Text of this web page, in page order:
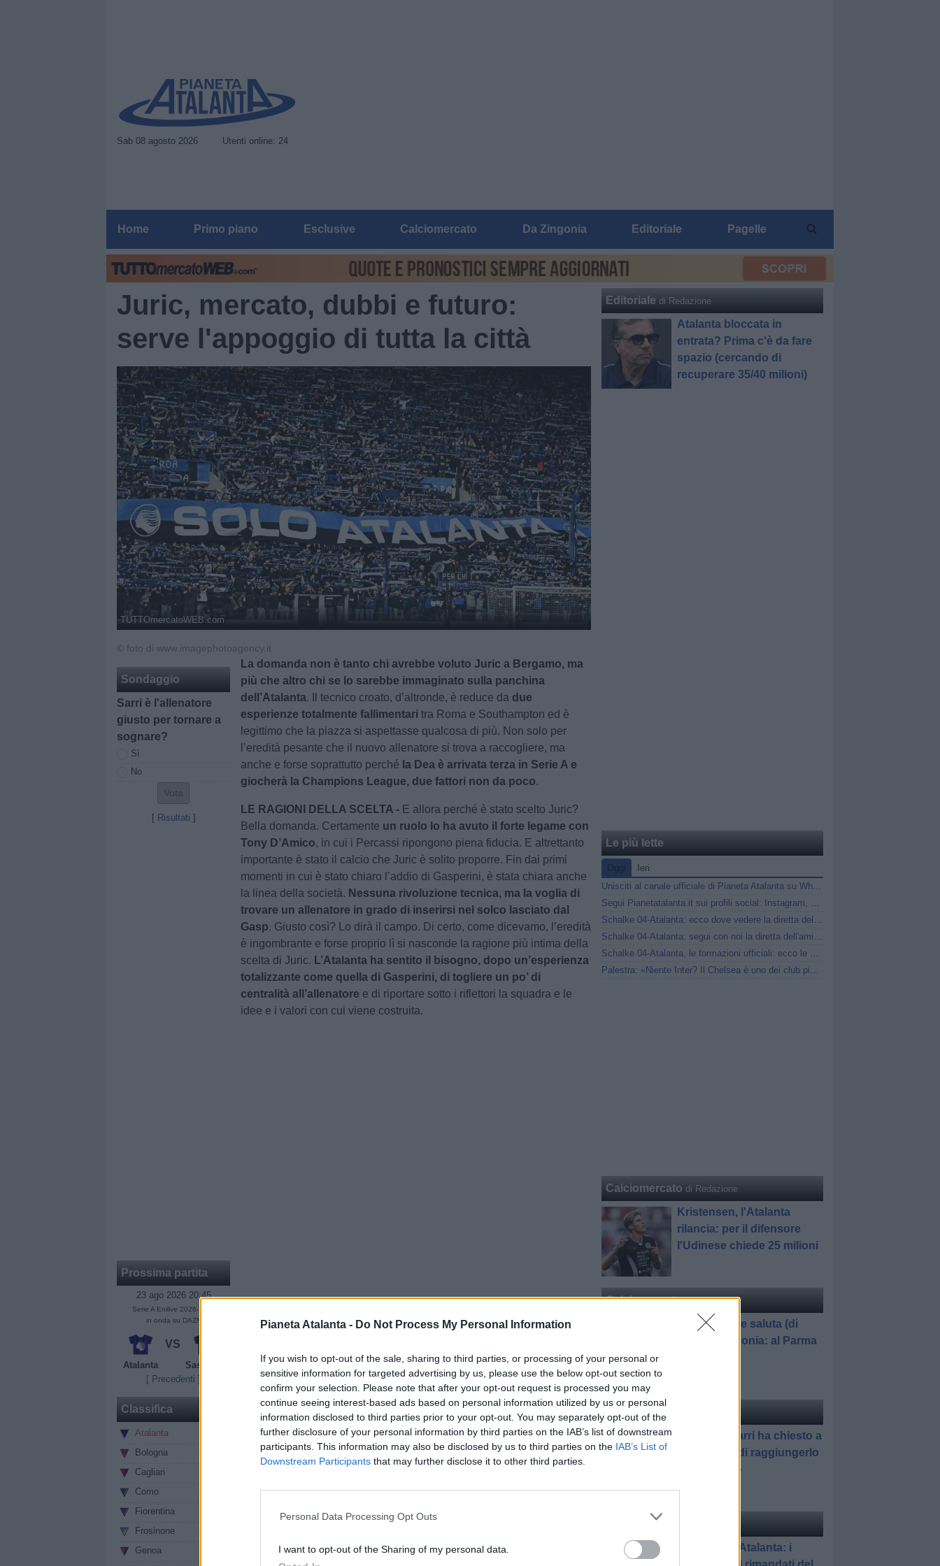
Pianeta Atalanta - Do Not Process My Personal Information
If you wish to opt-out of the sale, sharing to third parties, or processing of your personal or
sensitive information for targeted advertising by us, please use the below opt-out section to
confirm your selection. Please note that after your opt-out request is processed you may
continue seeing interest-based ads based on personal information utilized by us or personal
information disclosed to third parties prior to your opt-out. You may separately opt-out of the
further disclosure of your personal information by third parties on the IAB’s list of downstream
participants. This information may also be disclosed by us to third parties on the IAB’s List of
Downstream Participants that may further disclose it to other third parties.
Personal Data Processing Opt Outs
I want to opt-out of the Sharing of my personal data.
Sab 08 agosto 2026 Utenti online: 24
Home Primo piano Esclusive Calciomercato Da Zingonia Editoriale Pagelle
Juric, mercato, dubbi e futuro:
serve l'appoggio di tutta la città
TUTTOmercatoWEB.com
© foto di www.imagephotoagency.it
Sondaggio
Sarri è l'allenatore
giusto per tornare a
sognare?
Sì
No
[ Risultati ]
Prossima partita
23 ago 2026 20:45
Serie A Enilive 2026-2027
in onda su DAZN
VS
Atalanta
Sassuolo
[ Precedenti ]
Classifica
Atalanta
Bologna
Cagliari
Como
Fiorentina
Frosinone
Genoa
La domanda non è tanto chi avrebbe voluto Juric a Bergamo, ma
più che altro chi se lo sarebbe immaginato sulla panchina
dell’Atalanta. Il tecnico croato, d’altronde, è reduce da due
esperienze totalmente fallimentari tra Roma e Southampton ed è
legittimo che la piazza si aspettasse qualcosa di più. Non solo per
l’eredità pesante che il nuovo allenatore si trova a raccogliere, ma
anche e forse soprattutto perché la Dea è arrivata terza in Serie A e
giocherà la Champions League, due fattori non da poco.
LE RAGIONI DELLA SCELTA - E allora perché è stato scelto Juric?
Bella domanda. Certamente un ruolo lo ha avuto il forte legame con
Tony D’Amico, in cui i Percassi ripongono piena fiducia. E altrettanto
importante è stato il calcio che Juric è solito proporre. Fin dai primi
momenti in cui è stato chiaro l’addio di Gasperini, è stata chiara anche
la linea della società. Nessuna rivoluzione tecnica, ma la voglia di
trovare un allenatore in grado di inserirsi nel solco lasciato dal
Gasp. Giusto così? Lo dirà il campo. Di certo, come dicevamo, l’eredità
è ingombrante e forse proprio lì si nasconde la ragione più intima della
scelta di Juric. L’Atalanta ha sentito il bisogno, dopo un’esperienza
totalizzante come quella di Gasperini, di togliere un po’ di
centralità all’allenatore e di riportare sotto i riflettori la squadra e le
idee e i valori con cui viene costruita.
piazza, però, è più che legittimo. Per quanto si cerchino ragioni, c’è un
almeno sulla carta. Palladino e Motta, per citare gli ultimi due allenatori
portato giubilo, ma di certo sarebbero stati accompagnati da uno
Editoriale di Redazione
Atalanta bloccata in
entrata? Prima c'è da fare
spazio (cercando di
recuperare 35/40 milioni)
Le più lette
Oggi
Ieri
Unisciti al canale ufficiale di Pianeta Atalanta su WhatsApp
Segui Pianetatalanta.it sui profili social: Instagram, X e Facebook
Schalke 04-Atalanta: ecco dove vedere la diretta dell'amichevole
Schalke 04-Atalanta: segui con noi la diretta dell'amichevole
Schalke 04-Atalanta, le formazioni ufficiali: ecco le scelte di Sarri
Palestra: «Niente Inter? Il Chelsea è uno dei club più forti al mondo»
Calciomercato di Redazione
Kristensen, l'Atalanta
rilancia: per il difensore
l'Udinese chiede 25 milioni
Calciomercato di Redazione
El Bilal Toure saluta (di
nuovo) Zingonia: al Parma
Calciomercato
Pedullà: «Sarri ha chiesto a
Romagnoli di raggiungerlo
all'Atalanta»
Feyenoord-Atalanta: i